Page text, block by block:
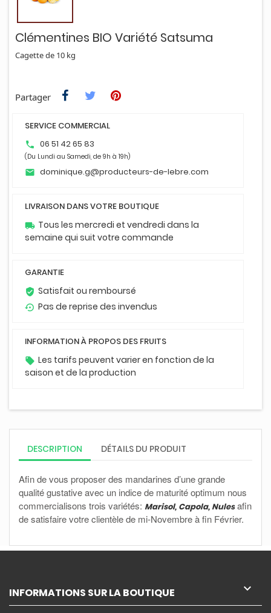
Clémentines BIO Variété Satsuma
Cagette de 10 kg
Partager
SERVICE COMMERCIAL
phone 06 51 42 65 83
(Du Lundi au Samedi, de 9h à 19h)
email dominique.g@producteurs-de-lebre.com
LIVRAISON DANS VOTRE BOUTIQUE
local_shipping Tous les mercredi et vendredi dans la
semaine qui suit votre commande
GARANTIE
verified_user Satisfait ou remboursé
settings_backup_restore Pas de reprise des invendus
INFORMATION À PROPOS DES FRUITS
local_offer Les tarifs peuvent varier en fonction de la
saison et de la production
DESCRIPTION DÉTAILS DU PRODUIT
Afin de vous proposer des mandarines d’une grande
qualité gustative avec un indice de maturité optimum nous
commercialisons trois variétés: Marisol, Capola, Nules afin
de satisfaire votre clientèle de mi-Novembre à fin Février.
INFORMATIONS SUR LA BOUTIQUE 